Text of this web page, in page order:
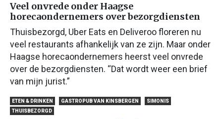
Veel onvrede onder Haagse
horecaondernemers over bezorgdiensten
Thuisbezorgd, Uber Eats en Deliveroo floreren nu
veel restaurants afhankelijk van ze zijn. Maar onder
Haagse horecaondernemers heerst veel onvrede
over de bezorgdiensten. “Dat wordt weer een brief
van mijn jurist.”
ETEN & DRINKEN GASTROPUB VAN KINSBERGEN
SIMONIS
THUISBEZORGD